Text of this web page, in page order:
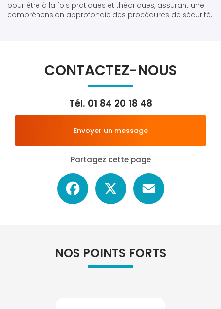
pour être à la fois pratiques et théoriques, assurant une
compréhension approfondie des procédures de sécurité.
CONTACTEZ-NOUS
Tél. 01 84 20 18 48
Envoyer un message
Partagez cette page
Facebook
NOS POINTS FORTS